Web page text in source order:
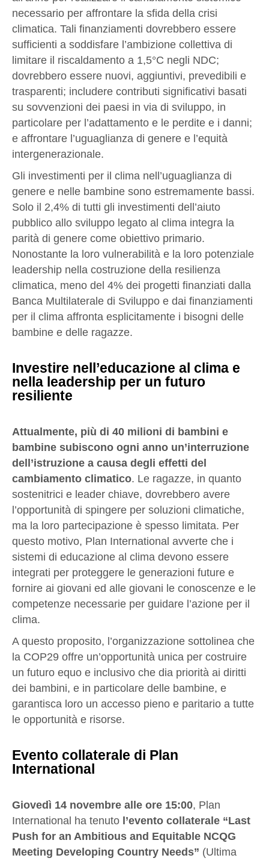
necessario per affrontare la sfida della crisi
climatica. Tali finanziamenti dovrebbero essere
sufficienti a soddisfare l’ambizione collettiva di
limitare il riscaldamento a 1,5°C negli NDC;
dovrebbero essere nuovi, aggiuntivi, prevedibili e
trasparenti; includere contributi significativi basati
su sovvenzioni dei paesi in via di sviluppo, in
particolare per l’adattamento e le perdite e i danni;
e affrontare l’uguaglianza di genere e l’equità
intergenerazionale.
Gli investimenti per il clima nell’uguaglianza di
genere e nelle bambine sono estremamente bassi.
Solo il 2,4% di tutti gli investimenti dell’aiuto
pubblico allo sviluppo legato al clima integra la
parità di genere come obiettivo primario.
Nonostante la loro vulnerabilità e la loro potenziale
leadership nella costruzione della resilienza
climatica, meno del 4% dei progetti finanziati dalla
Banca Multilaterale di Sviluppo e dai finanziamenti
per il clima affronta esplicitamente i bisogni delle
bambine e delle ragazze.
Investire nell’educazione al clima e
nella leadership per un futuro
resiliente
Attualmente, più di 40 milioni di bambini e
bambine subiscono ogni anno un’interruzione
dell’istruzione a causa degli effetti del
cambiamento climatico. Le ragazze, in quanto
sostenitrici e leader chiave, dovrebbero avere
l’opportunità di spingere per soluzioni climatiche,
ma la loro partecipazione è spesso limitata. Per
questo motivo, Plan International avverte che i
sistemi di educazione al clima devono essere
integrati per proteggere le generazioni future e
fornire ai giovani ed alle giovani le conoscenze e le
competenze necessarie per guidare l’azione per il
clima.
A questo proposito, l’organizzazione sottolinea che
la COP29 offre un’opportunità unica per costruire
un futuro equo e inclusivo che dia priorità ai diritti
dei bambini, e in particolare delle bambine, e
garantisca loro un accesso pieno e paritario a tutte
le opportunità e risorse.
Evento collaterale di Plan
International
Giovedì 14 novembre alle ore 15:00, Plan
International ha tenuto l’evento collaterale “Last
Push for an Ambitious and Equitable NCQG
Meeting Developing Country Needs” (Ultima